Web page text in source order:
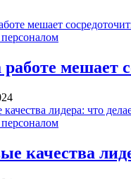
мешает
качества